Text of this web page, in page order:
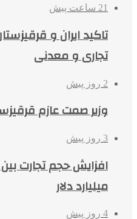
21 ساعت پیش
تاکید ایران و
تجاری و معدنی
2 روز پیش
وزیر صمت عازم
3 روز پیش
میلیارد دلار
4 روز پیش